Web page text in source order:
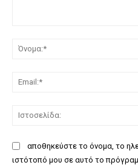
αποθηκεύστε το όνομα, το
ιστότοπό μου σε αυτό το